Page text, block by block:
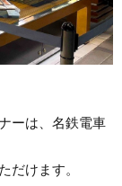
ーは、名鉄電車
だけます。